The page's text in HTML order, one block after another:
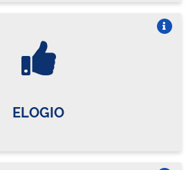
ELOGIO